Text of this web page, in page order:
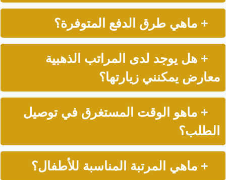
+ ماهي طرق الدفع المتوفرة؟
+ هل يوجد لدى المراتب الذهبية
معارض يمكنني زيارتها؟
+ ماهو الوقت المستغرق في توصيل
الطلب؟
+ ماهي المرتبة المناسبة للأطفال؟